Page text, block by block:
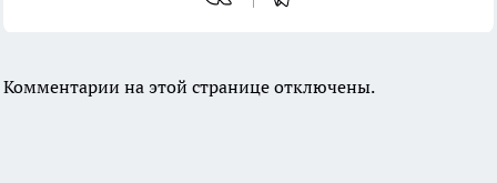
Комментарии на этой странице отключены.